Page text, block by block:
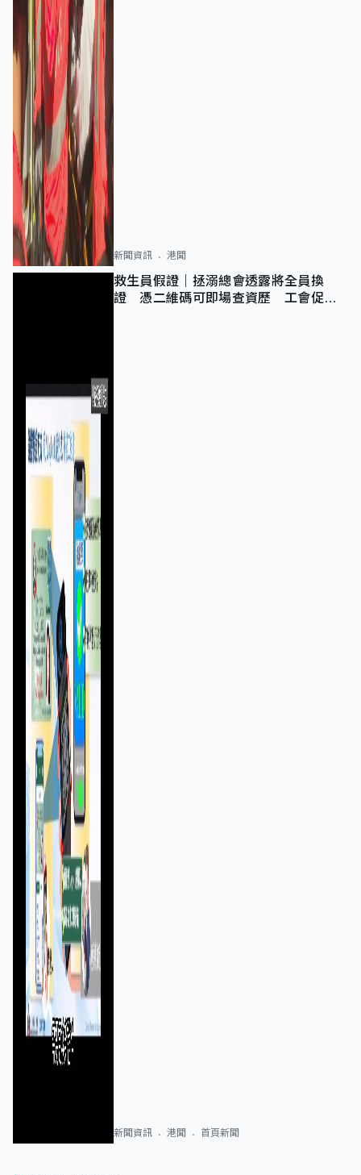
新聞資訊 港聞
救生員假證｜拯溺總會透露將全員換
證 憑二維碼可即場查資歷 工會促加
新聞資訊 港聞 首頁新聞